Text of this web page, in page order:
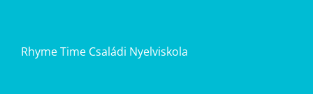
Rhyme Time Családi Nyelviskola